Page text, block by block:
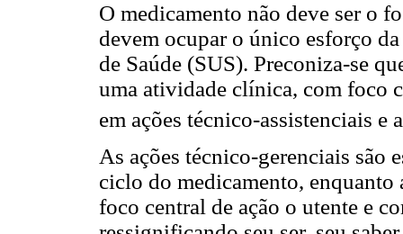
O medicamento não deve ser o
devem ocupar o único esforço
de Saúde (SUS). Preconiza-se
uma atividade clínica, com foco
em ações técnico-assistenciais e
As ações técnico-gerenciais são
ciclo do medicamento, enquanto
foco central de ação o utente e